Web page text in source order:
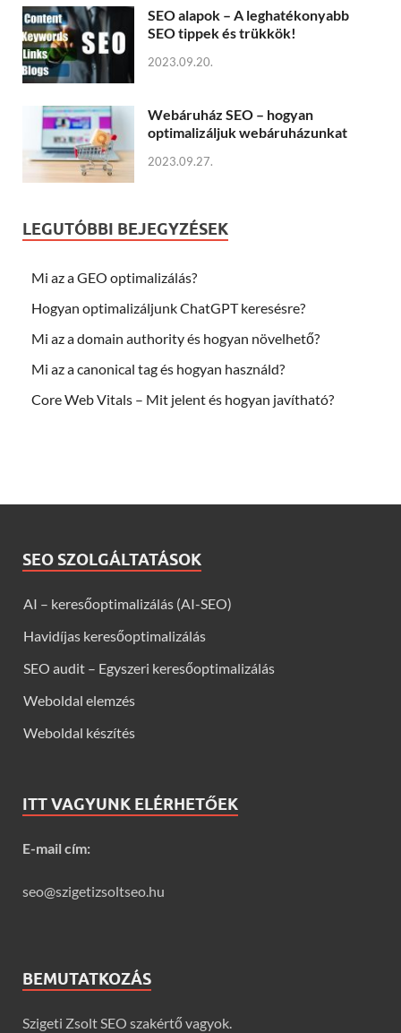
SEO alapok – A leghatékonyabb
SEO tippek és trükkök!
2023.09.20.
Webáruház SEO – hogyan
optimalizáljuk webáruházunkat
2023.09.27.
LEGUTÓBBI BEJEGYZÉSEK
Mi az a GEO optimalizálás?
Hogyan optimalizáljunk ChatGPT keresésre?
Mi az a domain authority és hogyan növelhető?
Mi az a canonical tag és hogyan használd?
Core Web Vitals – Mit jelent és hogyan javítható?
SEO SZOLGÁLTATÁSOK
AI – keresőoptimalizálás (AI-SEO)
Havidíjas keresőoptimalizálás
SEO audit – Egyszeri keresőoptimalizálás
Weboldal elemzés
Weboldal készítés
ITT VAGYUNK ELÉRHETŐEK
E-mail cím:
seo@szigetizsoltseo.hu
BEMUTATKOZÁS
Szigeti Zsolt SEO szakértő vagyok.